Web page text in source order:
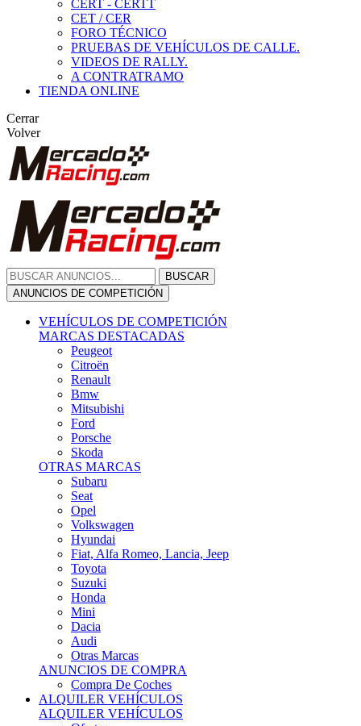
CERT - CERTT
CET / CER
FORO TÉCNICO
PRUEBAS DE VEHÍCULOS DE CALLE.
VIDEOS DE RALLY.
A CONTRATRAMO
TIENDA ONLINE
Cerrar
Volver
BUSCAR
ANUNCIOS DE COMPETICIÓN
VEHÍCULOS DE COMPETICIÓN
MARCAS DESTACADAS
Peugeot
Citroën
Renault
Bmw
Mitsubishi
Ford
Porsche
Skoda
OTRAS MARCAS
Subaru
Seat
Opel
Volkswagen
Hyundai
Fiat, Alfa Romeo, Lancia, Jeep
Toyota
Suzuki
Honda
Mini
Dacia
Audi
Otras Marcas
ANUNCIOS DE COMPRA
Compra De Coches
ALQUILER VEHÍCULOS
ALQUILER VEHÍCULOS